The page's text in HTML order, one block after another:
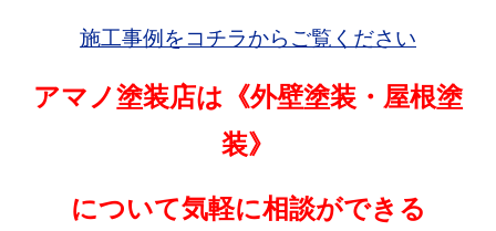
施工事例をコチラからご覧ください
アマノ塗装店は《外壁塗装・屋根塗
装》
について気軽に相談ができる